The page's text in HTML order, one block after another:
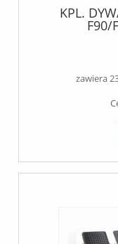
KPL.
F90/
zawiera